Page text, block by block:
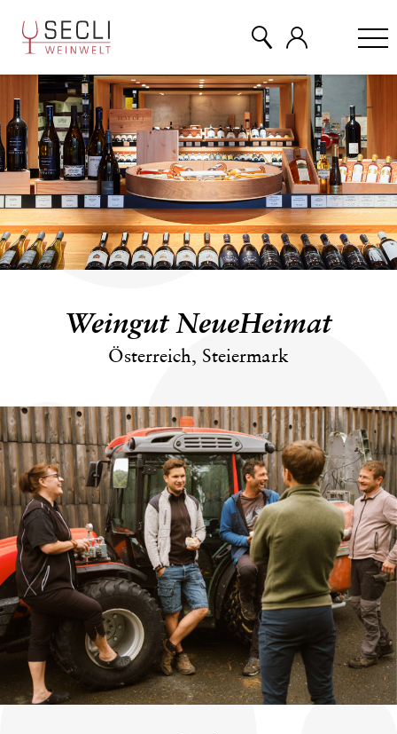
Weingut NeueHeimat
Österreich, Steiermark
WEINE
CHAMPAGNER
& MEHR
ÜBER UNS